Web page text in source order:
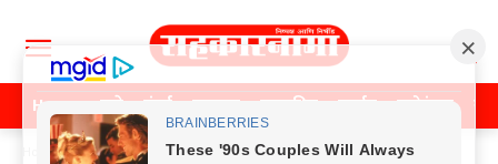
Home पुणे मुंबई महाराष्ट्र राजकीय क्राईम मनोरंजन
Home Previos News